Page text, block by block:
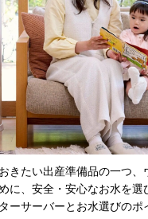
きたい出産準備品の一つ、
に、安全・安心なお水を
ーサーバーとお水選びのポ